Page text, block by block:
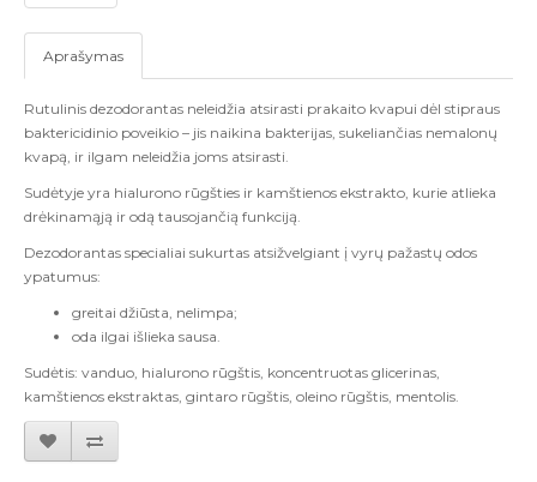
Aprašymas
Rutulinis dezodorantas neleidžia atsirasti prakaito kvapui dėl stipraus
baktericidinio poveikio – jis naikina bakterijas, sukeliančias nemalonų
kvapą, ir ilgam neleidžia joms atsirasti.
Sudėtyje yra hialurono rūgšties ir kamštienos ekstrakto, kurie atlieka
drėkinamąją ir odą tausojančią funkciją.
Dezodorantas specialiai sukurtas atsižvelgiant į vyrų pažastų odos
ypatumus:
greitai džiūsta, nelimpa;
oda ilgai išlieka sausa.
Sudėtis: vanduo, hialurono rūgštis, koncentruotas glicerinas,
kamštienos ekstraktas, gintaro rūgštis, oleino rūgštis, mentolis.